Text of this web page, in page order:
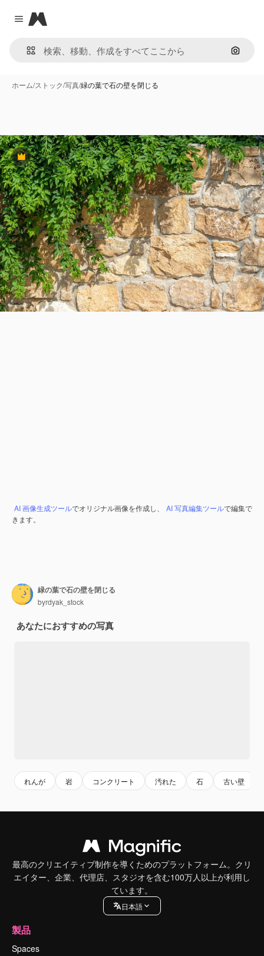
Close menu
Magnific
画像で
ホーム/ストック/写真/緑の葉で石の壁を閉じる
Premium
AI 画像生成ツールでオリジナル画像を作成し、 AI 写真編集ツールで編集で
きます。
緑の葉で石の壁を閉じる
byrdyak_stock
あなたにおすすめの写真
れんが 岩 コンクリート 汚れた 石 古い壁
最高のクリエイティブ制作を導くためのプラットフォーム。クリ
エイター、企業、代理店、スタジオを含む100万人以上が利用し
ています。
日本語
製品
Spaces